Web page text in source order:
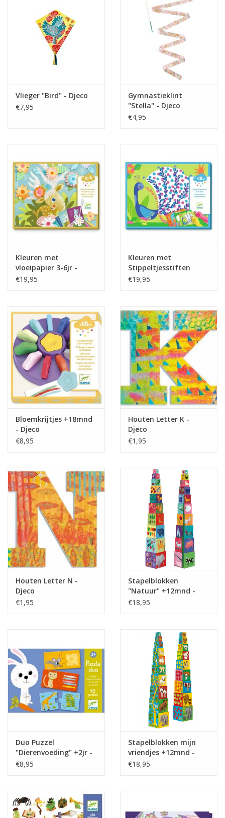
Vlieger "Bird" - Djeco
€7,95
Gymnastieklint
"Stella" - Djeco
€4,95
Kleuren met
vloeipapier 3-6jr -
Djeco
€19,95
Kleuren met
Stippeltjesstiften
+18mnd - Djeco
€19,95
Bloemkrijtjes +18mnd
- Djeco
€8,95
Houten Letter K -
Djeco
€1,95
Houten Letter N -
Djeco
€1,95
Stapelblokken
"Natuur" +12mnd -
Djeco
€18,95
Duo Puzzel
"Dierenvoeding" +2jr -
Djeco
€8,95
Stapelblokken mijn
vriendjes +12mnd -
Djeco
€18,95